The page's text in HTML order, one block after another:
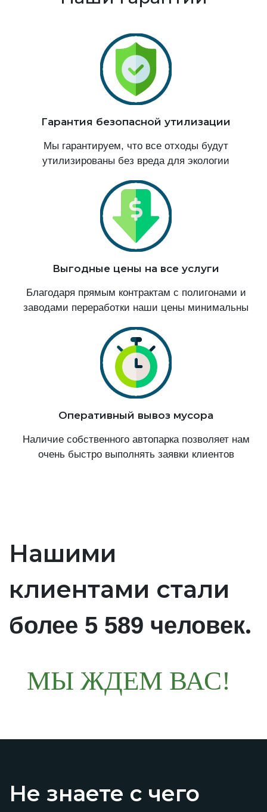
Гарантия безопасной утилизации
Мы гарантируем, что все отходы будут
утилизированы без вреда для экологии
Выгодные цены на все услуги
Благодаря прямым контрактам с полигонами и
заводами переработки наши цены минимальны
Оперативный вывоз мусора
Наличие собственного автопарка позволяет нам
очень быстро выполнять заявки клиентов
Нашими
клиентами стали
более 5 589 человек.
МЫ ЖДЕМ ВАС!
Не знаете с чего